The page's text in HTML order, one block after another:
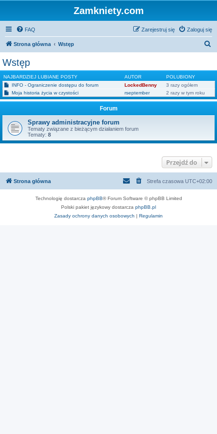
Zamkniety.com
FAQ Zaloguj się
Zarejestruj się
Strona główna Wstęp
j
Wstęp
NAJBARDZIEJ LUBIANE POSTY AUTOR
POLUBIONY
INFO - Ograniczenie dostępu do forum
LockedBenny
3 razy ogółem
Moja historia życia w czystości
rseptember 2 razy w tym roku
Forum
Sprawy administracyjne forum
Tematy związane z bieżącym działaniem forum
Tematy: 8
Przejdź do
Strona główna Strefa czasowa UTC+02:00
Technologię dostarcza phpBB® Forum Software © phpBB Limited
Polski pakiet językowy dostarcza phpBB.pl
Zasady ochrony danych osobowych | Regulamin